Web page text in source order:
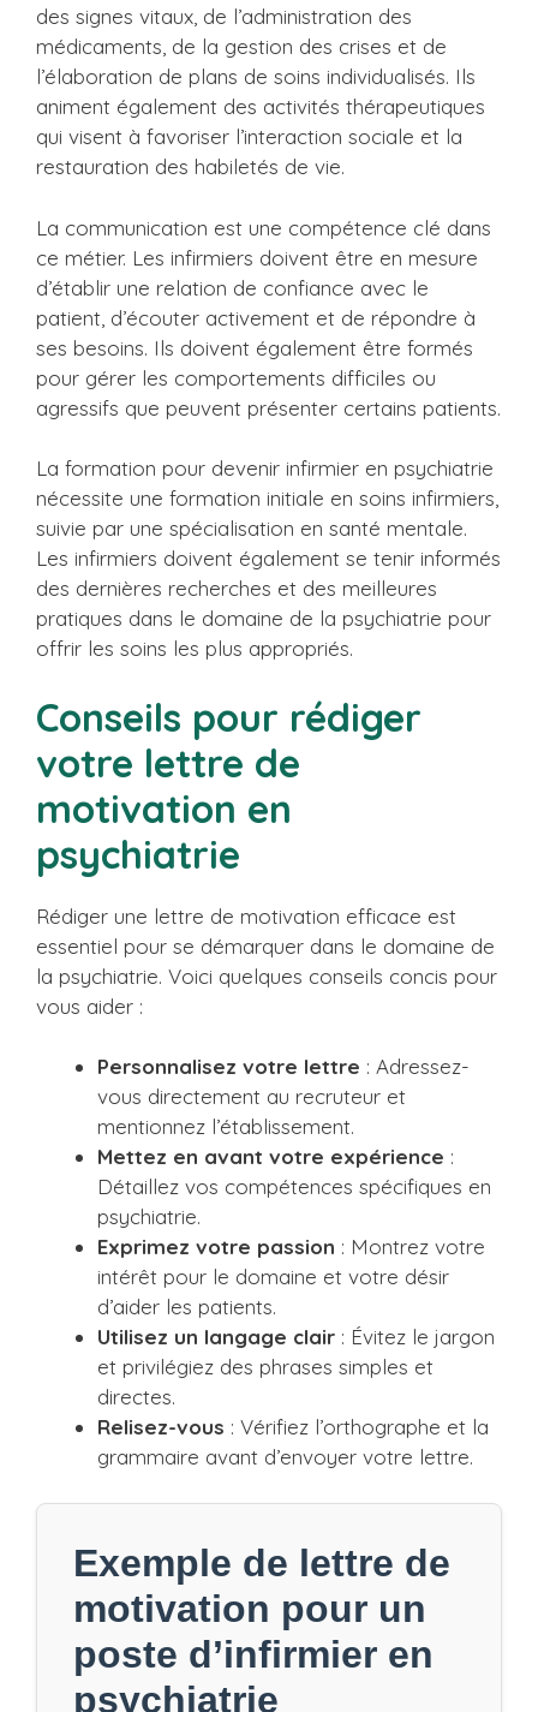
des signes vitaux, de l’administration des
médicaments, de la gestion des crises et de
l’élaboration de plans de soins individualisés. Ils
animent également des activités thérapeutiques
qui visent à favoriser l’interaction sociale et la
restauration des habiletés de vie.
La communication est une compétence clé dans
ce métier. Les infirmiers doivent être en mesure
d’établir une relation de confiance avec le
patient, d’écouter activement et de répondre à
ses besoins. Ils doivent également être formés
pour gérer les comportements difficiles ou
agressifs que peuvent présenter certains patients.
La formation pour devenir infirmier en psychiatrie
nécessite une formation initiale en soins infirmiers,
suivie par une spécialisation en santé mentale.
Les infirmiers doivent également se tenir informés
des dernières recherches et des meilleures
pratiques dans le domaine de la psychiatrie pour
offrir les soins les plus appropriés.
Conseils pour rédiger
votre lettre de
motivation en
psychiatrie
Rédiger une lettre de motivation efficace est
essentiel pour se démarquer dans le domaine de
la psychiatrie. Voici quelques conseils concis pour
vous aider :
Personnalisez votre lettre : Adressez-
vous directement au recruteur et
mentionnez l’établissement.
Mettez en avant votre expérience :
Détaillez vos compétences spécifiques en
psychiatrie.
Exprimez votre passion : Montrez votre
intérêt pour le domaine et votre désir
d’aider les patients.
Utilisez un langage clair : Évitez le jargon
et privilégiez des phrases simples et
directes.
Relisez-vous : Vérifiez l’orthographe et la
grammaire avant d’envoyer votre lettre.
Exemple de lettre de
motivation pour un
poste d’infirmier en
psychiatrie